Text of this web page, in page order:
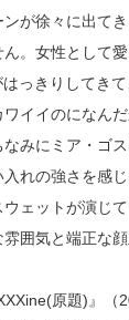
が徐々に出て
。女性として
っきりしてき
イイのになん
みにミア・ゴ
れの強さを感
ェットが演じ
囲気と端正な
原題)』